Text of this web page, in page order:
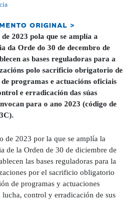
ORIGINAL >
2023 pola que se amplía a
da Orde do 30 de decembro de
as bases reguladoras para a
polo sacrificio obrigatorio de
programas e actuacións oficiais
e erradicación das súas
para o ano 2023 (código de
de 2023 por la que se amplía la
de la Orden de 30 de diciembre de
las bases reguladoras para la
por el sacrificio obligatorio
de programas y actuaciones
control y erradicación de sus